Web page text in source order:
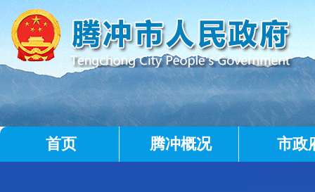
首页 腾冲概况 市政